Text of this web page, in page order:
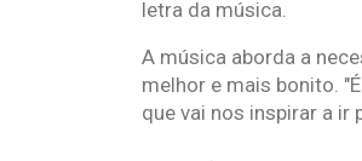
letra da música.
A música aborda a
melhor e mais bonito.
que vai nos inspirar a ir